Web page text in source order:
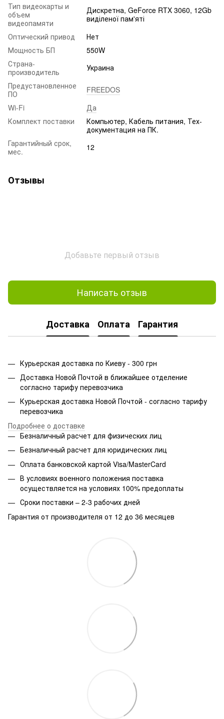
Тип видеокарты и
объем
видеопамяти
Дискретна, GeForce RTX 3060, 12Gb
виділеної пам'яті
Оптический привод
Нет
Мощность БП
550W
Страна-
производитель
Украина
Предустановленное
ПО
FREEDOS
Wi-Fi
Да
Комплект поставки
Компьютер, Кабель питания, Тех-
документация на ПК.
Гарантийный срок,
мес.
12
Отзывы
Добавьте первый отзыв
Написать отзыв
Доставка Оплата Гарантия
Курьерская доставка по Киеву - 300 грн
Доставка Новой Почтой в ближайшее отделение
согласно тарифу перевозчика
Курьерская доставка Новой Почтой - согласно тарифу
перевозчика
Подробнее о доставке
Безналичный расчет для физических лиц
Безналичный расчет для юридических лиц
Оплата банковской картой Visa/MasterCard
В условиях военного положения поставка
осуществляется на условиях 100% предоплаты
Сроки поставки – 2-3 рабочих дней
Гарантия от производителя от 12 до 36 месяцев